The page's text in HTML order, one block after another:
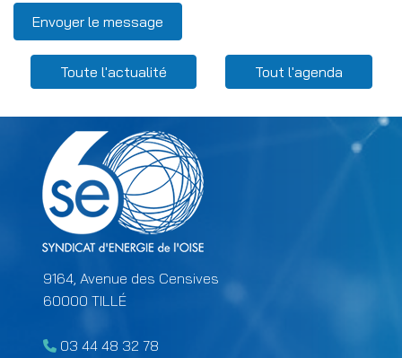
Envoyer le message
Menu Related content
Toute l'actualité Tout l'agenda
9164, Avenue des Censives
60000 TILLÉ
03 44 48 32 78